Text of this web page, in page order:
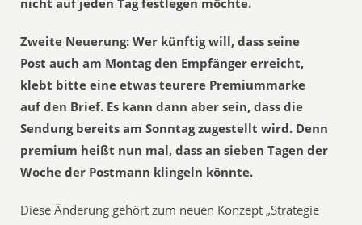
nicht auf jeden Tag festlegen möchte.
Zweite Neuerung: Wer künftig will, dass seine
Post auch am Montag den Empfänger erreicht,
klebt bitte eine etwas teurere Premiummarke
auf den Brief. Es kann dann aber sein, dass die
Sendung bereits am Sonntag zugestellt wird. Denn
premium heißt nun mal, dass an sieben Tagen der
Woche der Postmann klingeln könnte.
Diese Änderung gehört zum neuen Konzept „Strategie